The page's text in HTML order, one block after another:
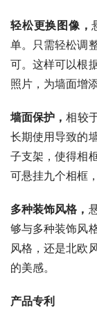
轻松更换图像，
单。只需轻松调
可。这样可以根
照片，为墙面增
墙面保护 ，相较
长期使用导致的
子支架，使得相
可悬挂九个相框
多种装饰风格 ，
够与多种装饰风
风格，还是北欧
的美感。
产品专利